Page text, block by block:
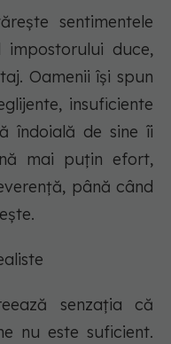
sentimentele
impostorului duce,
Oamenii își spun
insuficiente
îndoială de sine îi
mai puțin efort,
până când
senzația că
nu este suficient.